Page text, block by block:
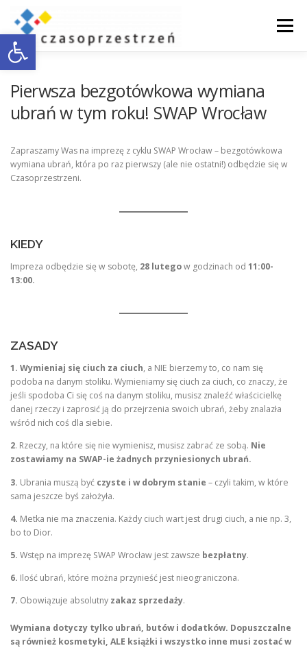
Otwórz pasek narzędzi
Przejdź
treści
Menu
KONTAKT
Pierwsza bezgotówkowa wymiana
ubrań w tym roku! SWAP Wrocław
Zapraszamy Was na imprezę z cyklu SWAP Wrocław – bezgotówkowa
wymiana ubrań, która po raz pierwszy (ale nie ostatni!) odbędzie się w
Czasoprzestrzeni.
KIEDY
Impreza odbędzie się w sobotę, 28 lutegow godzinach od 11:00-
13:00.
ZASADY
1. Wymieniaj się ciuch za ciuch, a NIE bierzemy to, co nam się
podoba na danym stoliku. Wymieniamy się ciuch za ciuch, co znaczy, że
jeśli spodoba Ci się coś na danym stoliku, musisz znaleźć właścicielkę
danej rzeczy i zaprosić ją do przejrzenia swoich ubrań, żeby znalazła
wśród nich coś dla siebie.
2. Rzeczy, na które się nie wymienisz, musisz zabrać ze sobą. Nie
zostawiamy na SWAP-ie żadnych przyniesionych ubrań.
3. Ubrania muszą być czyste i w dobrym stanie – czyli takim, w które
sama jeszcze byś założyła.
4. Metka nie ma znaczenia. Każdy ciuch wart jest drugi ciuch, a nie np. 3,
bo to Dior.
5. Wstęp na imprezę SWAP Wrocław jest zawsze bezpłatny.
6. Ilość ubrań, które można przynieść jest nieograniczona.
7. Obowiązuje absolutny zakaz sprzedaży.
Wymiana dotyczy tylko ubrań, butów i dodatków. Dopuszczalne
są również kosmetyki, ALE książki i wszystko inne musi zostać w